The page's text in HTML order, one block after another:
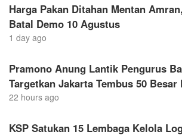
Harga Pakan Ditahan Mentan
Batal Demo 10 Agustus
1 day ago
Pramono Anung Lantik Pengurus
Targetkan Jakarta Tembus 50 Besar
22 hours ago
KSP Satukan 15 Lembaga Kelola